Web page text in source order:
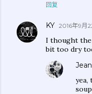
回复
KY 2016年9月
I thought the
bit too dry
Jean
yea,